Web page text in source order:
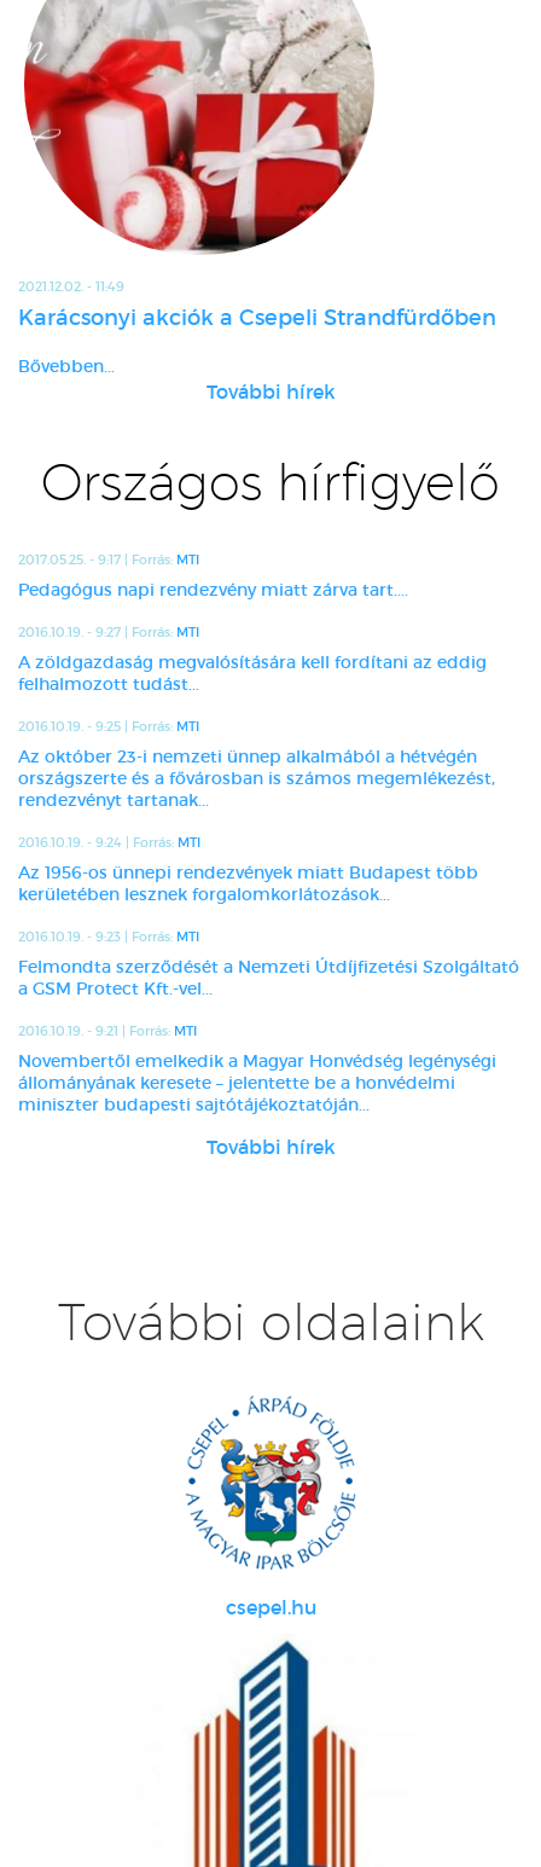
2021.12.02. - 11:49
Karácsonyi akciók a Csepeli Strandfürdőben
Bővebben...
További hírek
Országos hírfigyelő
2017.05.25. - 9:17 | Forrás: MTI
Pedagógus napi rendezvény miatt zárva tart....
2016.10.19. - 9:27 | Forrás: MTI
A zöldgazdaság megvalósítására kell fordítani az eddig
felhalmozott tudást...
2016.10.19. - 9:25 | Forrás: MTI
Az október 23-i nemzeti ünnep alkalmából a hétvégén
országszerte és a fővárosban is számos megemlékezést,
rendezvényt tartanak...
2016.10.19. - 9:24 | Forrás: MTI
Az 1956-os ünnepi rendezvények miatt Budapest több
kerületében lesznek forgalomkorlátozások...
2016.10.19. - 9:23 | Forrás: MTI
Felmondta szerződését a Nemzeti Útdíjfizetési Szolgáltató
a GSM Protect Kft.-vel...
2016.10.19. - 9:21 | Forrás: MTI
Novembertől emelkedik a Magyar Honvédség legénységi
állományának keresete – jelentette be a honvédelmi
miniszter budapesti sajtótájékoztatóján...
További hírek
További oldalaink
csepel.hu